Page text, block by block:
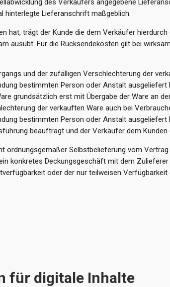
hinterlegte Lieferanschrift maßgeblich.
hat, trägt der Kunde die dem Verkäufer
ausübt. Für die Rücksendekosten gilt bei
und der zufälligen Verschlechterung der
bestimmten Person oder Anstalt ausgeliefert
grundsätzlich erst mit Übergabe der Ware an
der verkauften Ware auch bei
bestimmten Person oder Anstalt
beauftragt und der Verkäufer dem
Selbstbelieferung vom
konkretes Deckungsgeschäft mit dem
oder der nur teilweisen
für digitale Inhalte